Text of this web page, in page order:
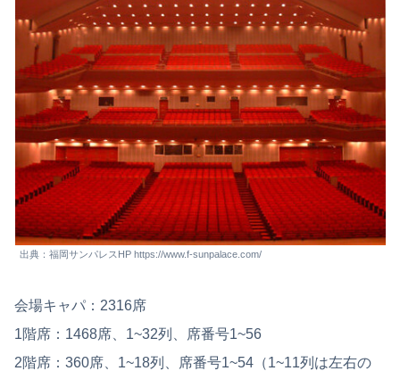
出典：福岡サンパレスHP https://www.f-sunpalace.com/
会場キャパ：2316席
1階席：1468席、1~32列、席番号1~56
2階席：360席、1~18列、席番号1~54（1~11列は左右の